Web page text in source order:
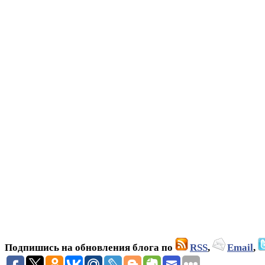
Подпишись на обновления блога по RSS, Email,